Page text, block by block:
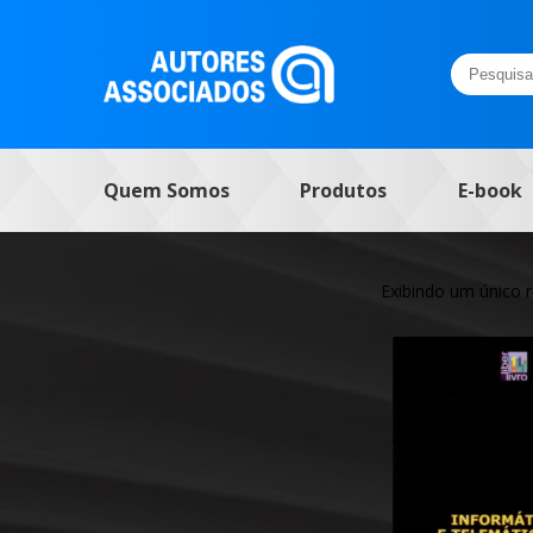
Pesquisar
por:
Quem Somos Produtos E-book
Exibindo um único